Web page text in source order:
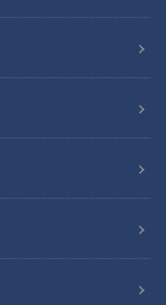
構を愛する道マニ
道”を巡りま
・廃隧道は危険
之實隧道」
」